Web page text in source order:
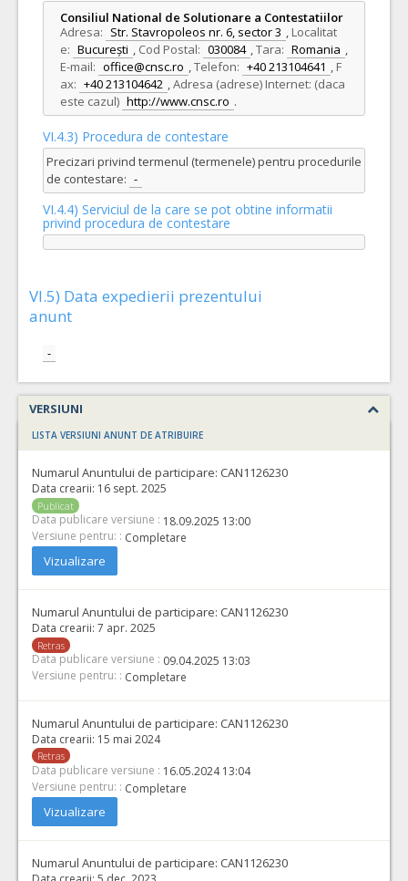
Consiliul National de Solutionare a Contestatiilor
Adresa: Str. Stavropoleos nr. 6, sector 3 , Localitat
e: București , Cod Postal: 030084 ,Tara: Romania ,
E-mail: office@cnsc.ro ,Telefon: +40 213104641 , F
ax: +40 213104642 ,Adresa (adrese) Internet: (daca
este cazul) http://www.cnsc.ro .
VI.4.3) Procedura de contestare
Precizari privind termenul (termenele) pentru procedurile
de contestare: -
VI.4.4) Serviciul de la care se pot obtine informatii
privind procedura de contestare
VI.5) Data expedierii prezentului
anunt
-
VERSIUNI
LISTA VERSIUNI ANUNT DE ATRIBUIRE
Numarul Anuntului de participare: CAN1126230
Data crearii: 16 sept. 2025
Publicat
Data publicare versiune : 18.09.2025 13:00
Versiune pentru: : Completare
Vizualizare
Numarul Anuntului de participare: CAN1126230
Data crearii: 7 apr. 2025
Retras
Data publicare versiune : 09.04.2025 13:03
Versiune pentru: : Completare
Numarul Anuntului de participare: CAN1126230
Data crearii: 15 mai 2024
Retras
Data publicare versiune : 16.05.2024 13:04
Versiune pentru: : Completare
Vizualizare
Numarul Anuntului de participare: CAN1126230